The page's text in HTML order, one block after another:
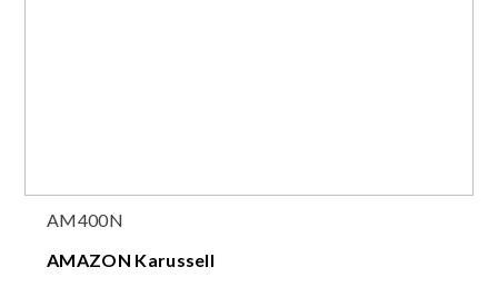
AM400N
AMAZON Karussell